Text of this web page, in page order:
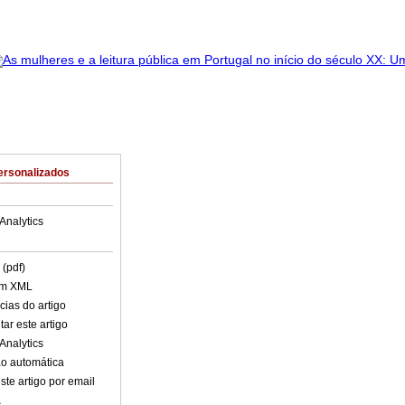
(pdf)
XML
do artigo
este artigo
automática
artigo por email